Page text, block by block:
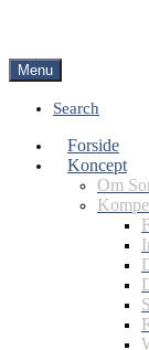
Menu
Search
Forside
Koncept
Om